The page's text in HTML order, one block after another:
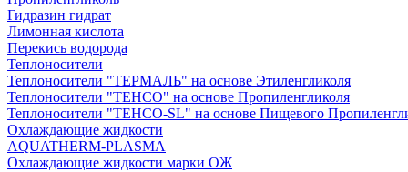
Гидразин гидрат
Лимонная кислота
Перекись водорода
Теплоносители
Теплоносители "ТЕРМАЛЬ" на основе Этиленгликоля
Теплоносители "ТЕНСО" на основе Пропиленгликоля
Теплоносители "ТЕНСО-SL" на основе Пищевого
Охлаждающие жидкости
AQUATHERM-PLASMA
Охлаждающие жидкости марки ОЖ